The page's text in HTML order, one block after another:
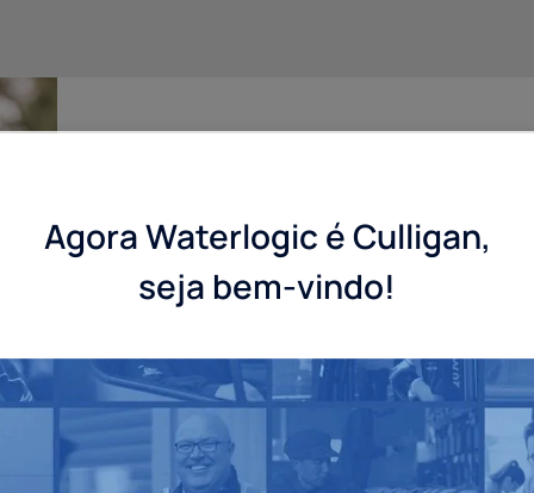
Escolher o dispensador de água que melhor se
não é fácil. É por isso que os nossos técnicos
Contacte-nos
Agora Waterlogic é Culligan,
seja bem-vindo!